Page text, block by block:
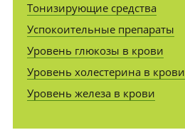
Тонизирующие средства
Успокоительные препараты
Уровень глюкозы в крови
Уровень холестерина в крови
Уровень железа в крови